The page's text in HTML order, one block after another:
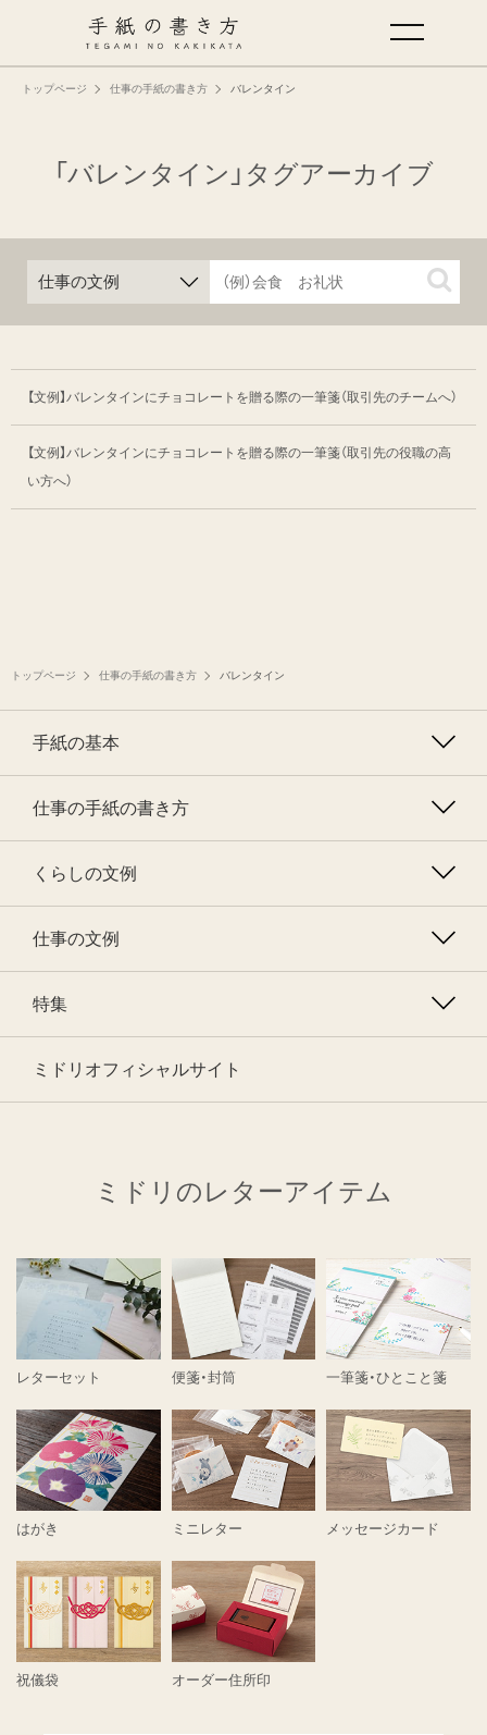
トップページ 仕事の手紙の書き方 バレンタイン
「バレンタイン」タグアーカイブ
【文例】バレンタインにチョコレートを贈る際の一筆箋（取引先のチームへ）
【文例】バレンタインにチョコレートを贈る際の一筆箋（取引先の役職の高
い方へ）
トップページ 仕事の手紙の書き方 バレンタイン
手紙の基本
仕事の手紙の書き方
くらしの文例
仕事の文例
特集
ミドリオフィシャルサイト
ミドリのレターアイテム
レターセット 便箋・封筒 一筆箋・ひとこと箋
はがき ミニレター メッセージカード
祝儀袋 オーダー住所印
手紙の基本
仕事の手紙の書き方
特集
ミドリオフィシャルサイト